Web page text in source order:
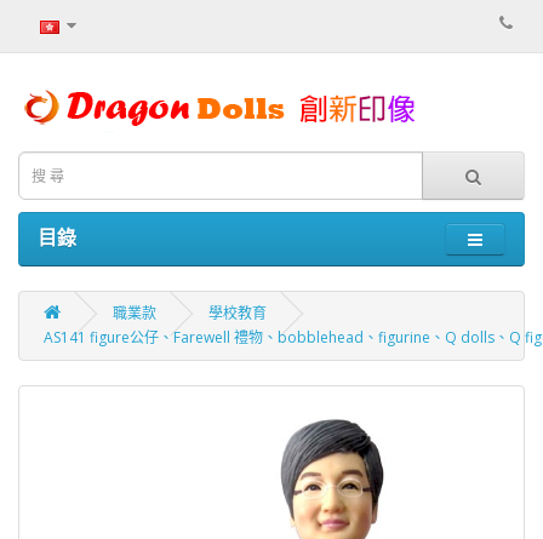
目錄
職業款
學校教育
AS141 figure公仔、Farewell 禮物、bobblehead、figurine、Q dolls、Q